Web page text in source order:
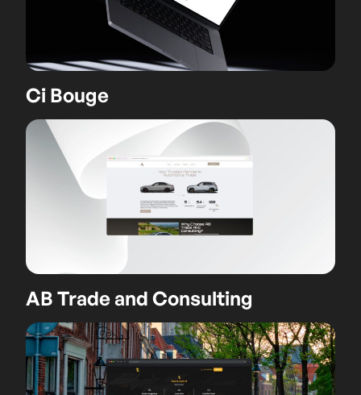
Ci Bouge
AB Trade and Consulting